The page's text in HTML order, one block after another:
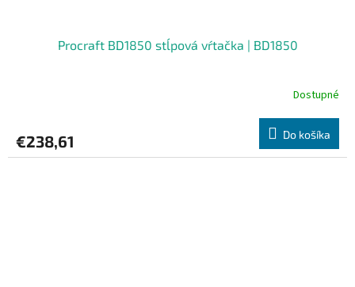
Procraft BD1850 stĺpová vŕtačka | BD1850
Dostupné
€238,61 Do košíka